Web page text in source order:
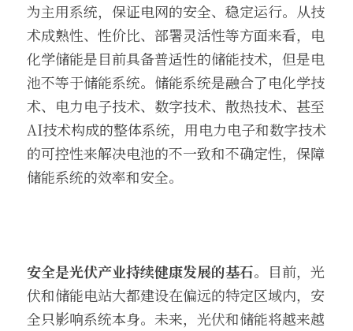
为主用系统，保证电网的安全、稳定运行。从技
术成熟性、性价比、部署灵活性等方面来看，电
化学储能是目前具备普适性的储能技术，但是电
池不等于储能系统。储能系统是融合了电化学技
术、电力电子技术、数字技术、散热技术、甚至
AI技术构成的整体系统，用电力电子和数字技术
的可控性来解决电池的不一致和不确定性，保障
储能系统的效率和安全。
安全是光伏产业持续健康发展的基石。目前，光
伏和储能电站大都建设在偏远的特定区域内，安
全只影响系统本身。未来，光伏和储能将越来越